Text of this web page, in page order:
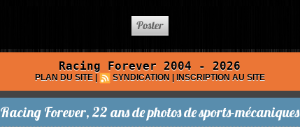
Racing Forever 2004 - 2026
PLAN DU SITE | SYNDICATION | INSCRIPTION AU SITE
Racing Forever, 22 ans de photos de sports-mécaniques